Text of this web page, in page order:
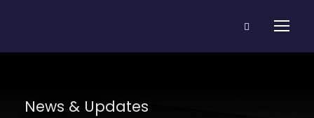
News & Updates